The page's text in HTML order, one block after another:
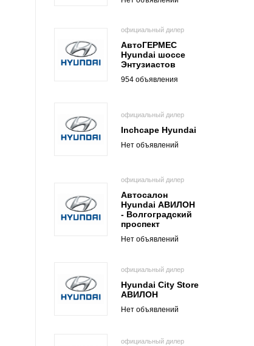
официальный дилер
АвтоГЕРМЕС
Hyundai шоссе
Энтузиастов
954 объявления
официальный дилер
Inchcape Hyundai
Нет объявлений
официальный дилер
Автосалон
Hyundai АВИЛОН
- Волгоградский
проспект
Нет объявлений
официальный дилер
Hyundai City Store
АВИЛОН
Нет объявлений
официальный дилер